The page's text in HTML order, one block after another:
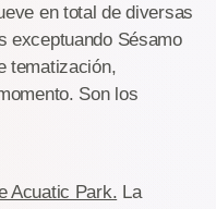
en total de diversas
exceptuando Sésamo
tematización,
Son los
Acuatic Park. La